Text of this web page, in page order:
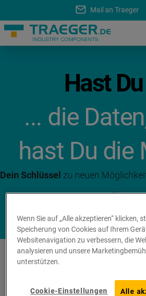
Mail an Traeger
Hast
... die
hast Du die
Dein Schlüssel zu neuen
...
Jetzt Live-Demonstration
Wenn Sie auf „Alle akzeptieren“ klicken,
Speicherung von Cookies auf Ihrem
Websitenavigation zu verbessern, die
analysieren und unsere
unterstützen.
Alle
Cookie-Einstellungen